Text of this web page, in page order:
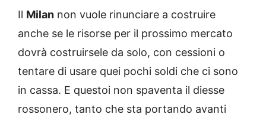
Il Milan non vuole rinunciare a costruire
anche se le risorse per il prossimo mercato
dovrà costruirsele da solo, con cessioni o
tentare di usare quei pochi soldi che ci sono
in cassa. E questoi non spaventa il diesse
rossonero, tanto che sta portando avanti